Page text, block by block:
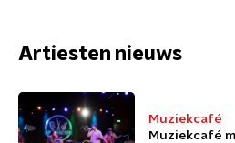
Artiesten nieuws
Muziekcafé
Muziekcafé